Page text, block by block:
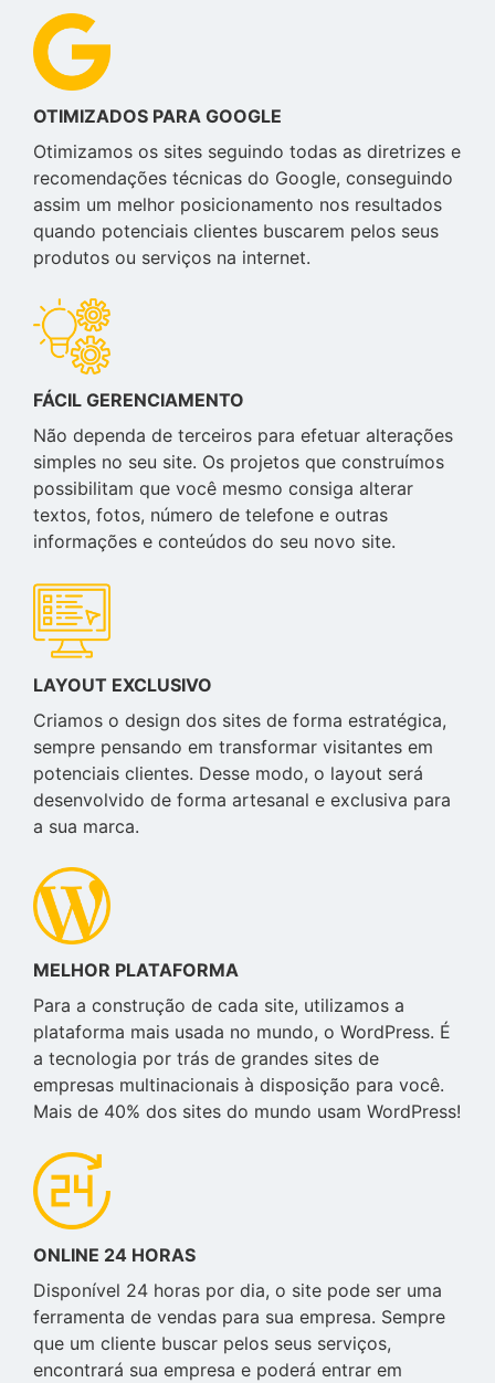
OTIMIZADOS PARA GOOGLE
Otimizamos os sites seguindo todas as diretrizes e
recomendações técnicas do Google, conseguindo
assim um melhor posicionamento nos resultados
quando potenciais clientes buscarem pelos seus
produtos ou serviços na internet.
FÁCIL GERENCIAMENTO
Não dependa de terceiros para efetuar alterações
simples no seu site. Os projetos que construímos
possibilitam que você mesmo consiga alterar
textos, fotos, número de telefone e outras
informações e conteúdos do seu novo site.
LAYOUT EXCLUSIVO
Criamos o design dos sites de forma estratégica,
sempre pensando em transformar visitantes em
potenciais clientes. Desse modo, o layout será
desenvolvido de forma artesanal e exclusiva para
a sua marca.
MELHOR PLATAFORMA
Para a construção de cada site, utilizamos a
plataforma mais usada no mundo, o WordPress. É
a tecnologia por trás de grandes sites de
empresas multinacionais à disposição para você.
Mais de 40% dos sites do mundo usam WordPress!
ONLINE 24 HORAS
Disponível 24 horas por dia, o site pode ser uma
ferramenta de vendas para sua empresa. Sempre
que um cliente buscar pelos seus serviços,
encontrará sua empresa e poderá entrar em